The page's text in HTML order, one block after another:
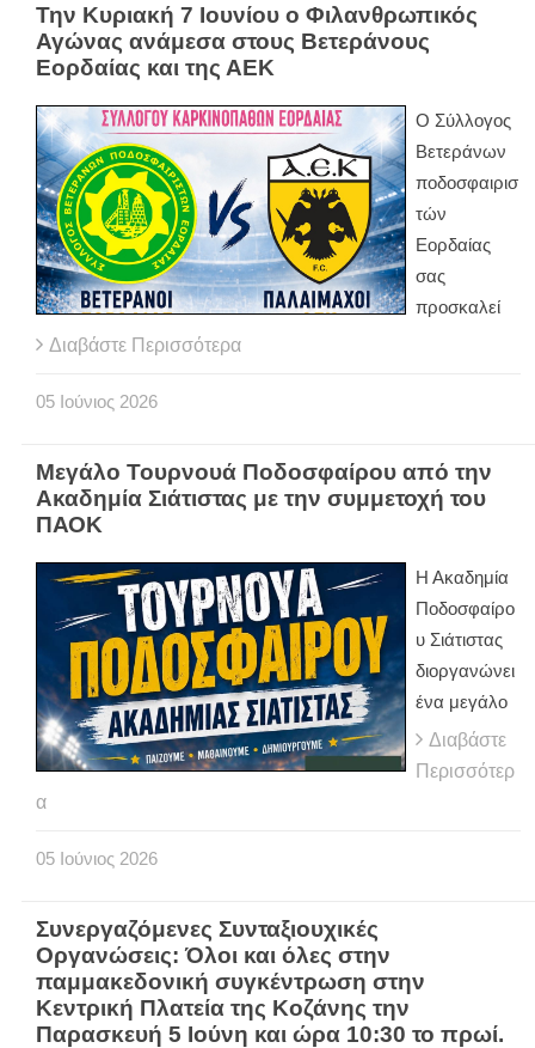
Την Κυριακή 7 Ιουνίου ο Φιλανθρωπικός
Αγώνας ανάμεσα στους Βετεράνους
Εορδαίας και της ΑΕΚ
Ο Σύλλογος
Βετεράνων
ποδοσφαιρισ
τών
Εορδαίας
σας
προσκαλεί
Διαβάστε Περισσότερα
05 Ιούνιος 2026
Μεγάλο Τουρνουά Ποδοσφαίρου από την
Ακαδημία Σιάτιστας με την συμμετοχή του
ΠΑΟΚ
Η Ακαδημία
Ποδοσφαίρο
υ Σιάτιστας
διοργανώνει
ένα μεγάλο
Διαβάστε
Περισσότερ
α
05 Ιούνιος 2026
Συνεργαζόμενες Συνταξιουχικές
Οργανώσεις: Όλοι και όλες στην
παμμακεδονική συγκέντρωση στην
Κεντρική Πλατεία της Κοζάνης την
Παρασκευή 5 Ιούνη και ώρα 10:30 το πρωί.